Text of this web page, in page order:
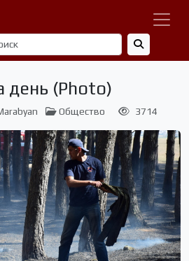
день (Photo)
Общество 3714